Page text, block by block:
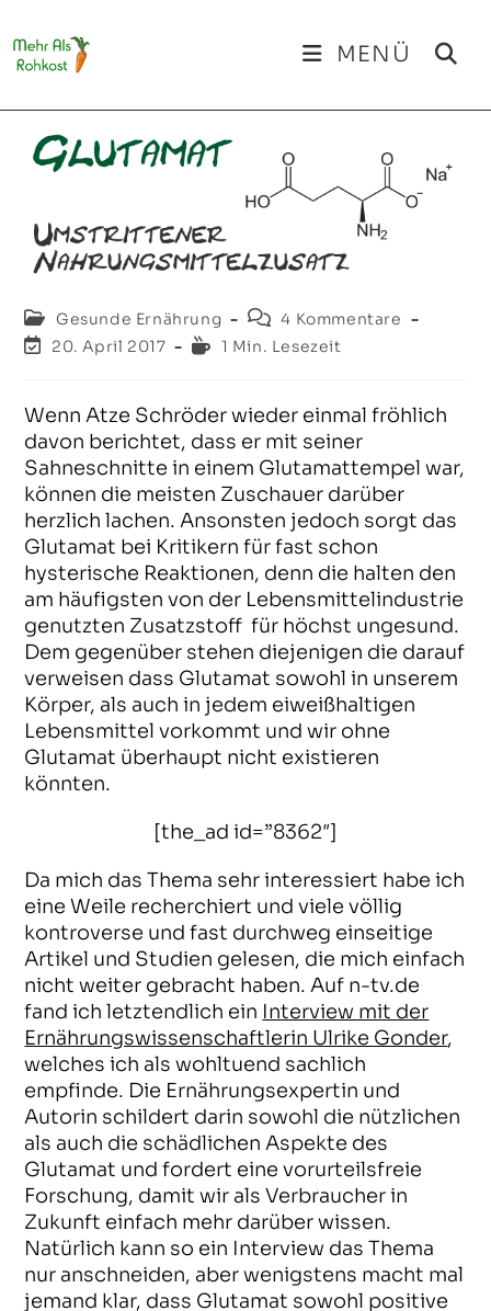
Inhalt
springen
MENÜ
Beitrags-
Kategorie:
Gesunde Ernährung
Beitrags-
Kommentare:
4 Kommentare
Beitrag
am:
20. April 2017 Lesedauer:
1 Min. Lesezeit
Wenn Atze Schröder wieder einmal fröhlich
davon berichtet, dass er mit seiner
Sahneschnitte in einem Glutamattempel war,
können die meisten Zuschauer darüber
herzlich lachen. Ansonsten jedoch sorgt das
Glutamat bei Kritikern für fast schon
hysterische Reaktionen, denn die halten den
am häufigsten von der Lebensmittelindustrie
genutzten Zusatzstoff für höchst ungesund.
Dem gegenüber stehen diejenigen die darauf
verweisen dass Glutamat sowohl in unserem
Körper, als auch in jedem eiweißhaltigen
Lebensmittel vorkommt und wir ohne
Glutamat überhaupt nicht existieren
könnten.
[the_ad id=”8362″]
Da mich das Thema sehr interessiert habe ich
eine Weile recherchiert und viele völlig
kontroverse und fast durchweg einseitige
Artikel und Studien gelesen, die mich einfach
nicht weiter gebracht haben. Auf n-tv.de
fand ich letztendlich ein Interview mit der
Ernährungswissenschaftlerin Ulrike Gonder,
welches ich als wohltuend sachlich
empfinde. Die Ernährungsexpertin und
Autorin schildert darin sowohl die nützlichen
als auch die schädlichen Aspekte des
Glutamat und fordert eine vorurteilsfreie
Forschung, damit wir als Verbraucher in
Zukunft einfach mehr darüber wissen.
Natürlich kann so ein Interview das Thema
nur anschneiden, aber wenigstens macht mal
jemand klar, dass Glutamat sowohl positive